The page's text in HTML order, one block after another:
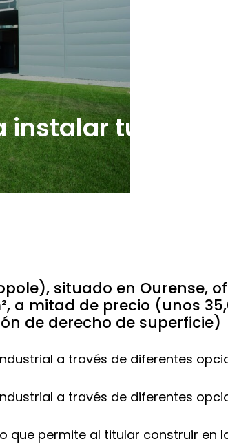
tu
situado en Ourense,
a mitad de precio (unos
de derecho de superficie)
a través de diferentes
a través de diferentes
que permite al titular construir en